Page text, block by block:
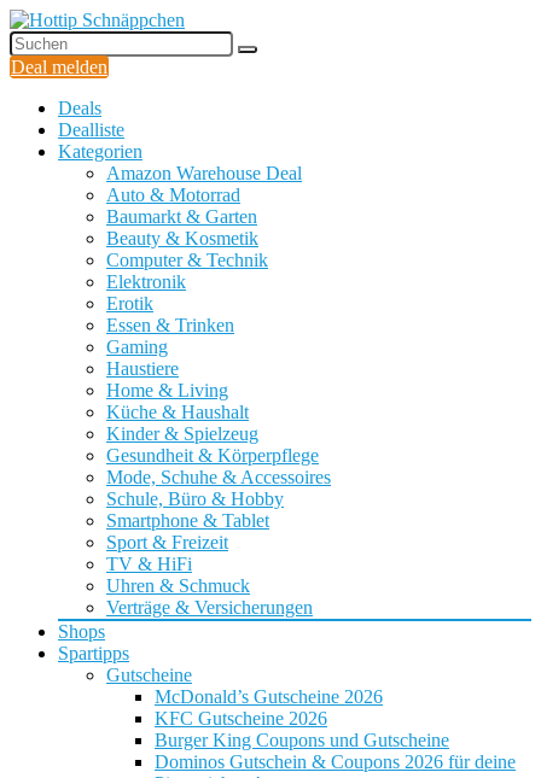
Deal melden
Deals
Dealliste
Kategorien
Amazon Warehouse Deal
Auto & Motorrad
Baumarkt & Garten
Beauty & Kosmetik
Computer & Technik
Elektronik
Erotik
Essen & Trinken
Gaming
Haustiere
Home & Living
Küche & Haushalt
Kinder & Spielzeug
Gesundheit & Körperpflege
Mode, Schuhe & Accessoires
Schule, Büro & Hobby
Smartphone & Tablet
Sport & Freizeit
TV & HiFi
Uhren & Schmuck
Verträge & Versicherungen
Shops
Spartipps
Gutscheine
McDonald’s Gutscheine 2026
KFC Gutscheine 2026
Burger King Coupons und Gutscheine
Dominos Gutschein & Coupons 2026 für deine